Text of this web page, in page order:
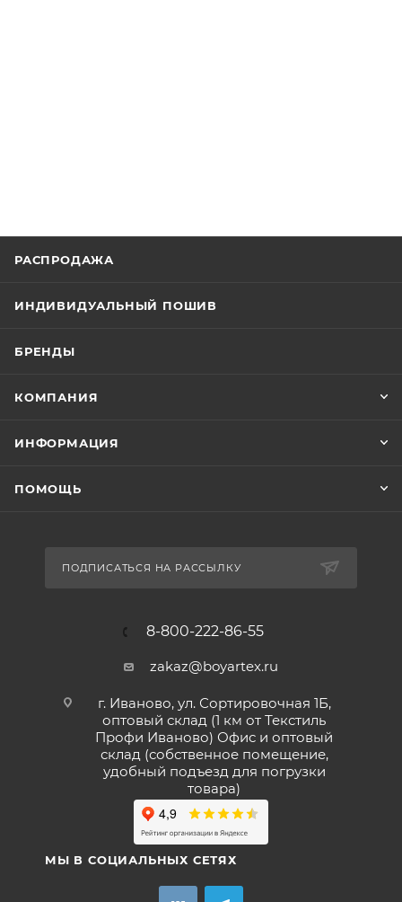
РАСПРОДАЖА
ИНДИВИДУАЛЬНЫЙ ПОШИВ
БРЕНДЫ
КОМПАНИЯ
ИНФОРМАЦИЯ
ПОМОЩЬ
ПОДПИСАТЬСЯ НА РАССЫЛКУ
8-800-222-86-55
zakaz@boyartex.ru
г. Иваново, ул. Сортировочная 1Б,
оптовый склад (1 км от Текстиль
Профи Иваново) Офис и оптовый
склад (собственное помещение,
удобный подъезд для погрузки
товара)
МЫ В СОЦИАЛЬНЫХ СЕТЯХ